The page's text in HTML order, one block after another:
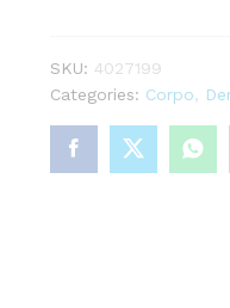
SKU: 4027199
Categories: Corpo